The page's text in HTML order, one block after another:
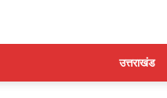
उत्तराखंड